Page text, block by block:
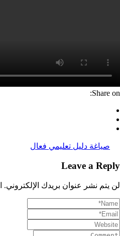
Share on:
صياغة دليل تعليمي فعال
Leave a Reply
لن يتم نشر عنوان بريدك الإلكتروني.